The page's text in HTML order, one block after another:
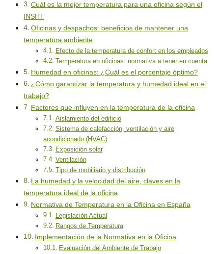
Cuál es la mejor temperatura para una oficina según el
INSHT
Oficinas y despachos: beneficios de mantener una
temperatura ambiente
Efecto de la temperatura de confort en los empleados
Temperatura en oficinas: normativa a tener en cuenta
Humedad en oficinas: ¿Cuál es el porcentaje óptimo?
¿Cómo garantizar la temperatura y humedad ideal en el
trabajo?
Factores que influyen en la temperatura de la oficina
Aislamiento del edificio
Sistema de calefacción, ventilación y aire
acondicionado (HVAC)
Exposición solar
Ventilación
Tipo de mobiliario y distribución
La humedad y la velocidad del aire, claves en la
temperatura ideal de la oficina
Normativa de Temperatura en la Oficina en España
Legislación Actual
Rangos de Temperatura
Implementación de la Normativa en la Oficina
Evaluación del Ambiente de Trabajo